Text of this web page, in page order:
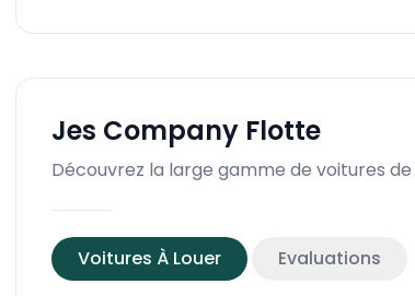
Jes Company Flotte
Découvrez la large gamme de voitures
Voitures À Louer Evaluations